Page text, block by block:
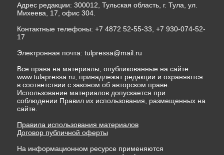
Адрес редакции: 300012, Тульская область, г. Тула, ул.
Михеева, 17, офис 304.
Контактные телефоны: +7 4872 52-55-33, +7 930-074-52-
17
Электронная почта: tulpressa@mail.ru
Все права на материалы, опубликованные на сайте
www.tulapressa.ru, принадлежат редакции и охраняются
в соответствии с законом об авторском праве.
Использование материалов допускается при
соблюдении Правил их использования, размещенных на
сайте.
Правила использования материалов
Договор публичной оферты
На информационном ресурсе применяются